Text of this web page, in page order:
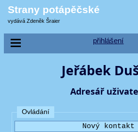
Strany potápěčské
vydává Zdeněk Šraier
přihlášení
Jeřábek
Adresář
Ovládání